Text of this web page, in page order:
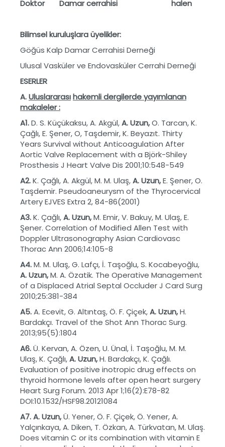
Doktor
Damar cerrahisi
halen
Bilimsel kuruluşlara üyelikler:
Göğüs Kalp Damar Cerrahisi Derneği
Ulusal Vasküler ve Endovasküler Cerrahi Derneği
ESERLER
A.Uluslararasıhakemli dergilerde yayımlanan
makaleler :
A1.D. S. Küçükaksu, A. Akgül,A. Uzun,O. Tarcan, K.
Çağlı, E. Şener, O, Taşdemir, K. Beyazıt. Thirty
Years Survival without Anticoagulation After
Aortic Valve Replacement with a Björk-Shiley
Prosthesis J Heart Valve Dis 2001;10:548-549
A2.K. Çağlı, A. Akgül, M. M. Ulaş,A. Uzun,E. Şener, O.
Taşdemir. Pseudoaneurysm of the Thyrocervical
Artery EJVES Extra 2, 84-86(2001)
A3.K. Çağlı,A. Uzun,M. Emir, V. Bakuy, M. Ulaş, E.
Şener. Correlation of Modified Allen Test with
Doppler Ultrasonography Asian Cardiovasc
Thorac Ann 2006;14:105-8
A4.M. M. Ulaş, G. Lafçı, İ. Taşoğlu, S. Kocabeyoğlu,
A. Uzun,M. A. Özatik. The Operative Management
of a Displaced Atrial Septal Occluder J Card Surg
2010;25:381-384
A5.A. Ecevit, G. Altıntaş, Ö. F. Çiçek,A. Uzun,H.
Bardakçı. Travel of the Shot Ann Thorac Surg.
2013;95(5):1804
A6.Ü. Kervan, A. Özen, U. Ünal, İ. Taşoğlu, M. M.
Ulaş, K. Çağlı,A. Uzun,H. Bardakçı, K. Çağlı.
Evaluation of positive inotropic drug effects on
thyroid hormone levels after open heart surgery
Heart Surg Forum. 2013 Apr 1;16(2):E78-82
DOI:10.1532/HSF98.20121084
A7. A. Uzun,Ü. Yener, Ö. F. Çiçek, Ö. Yener, A.
Yalçınkaya, A. Diken, T. Özkan, A. Türkvatan, M. Ulaş.
Does vitamin C or its combination with vitamin E